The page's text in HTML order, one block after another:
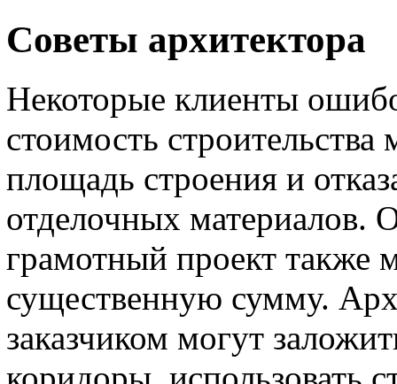
Советы архитектора
Некоторые клиенты
стоимость
площадь строения и
отделочных материалов.
грамотный проект также
существенную сумму.
заказчиком могут